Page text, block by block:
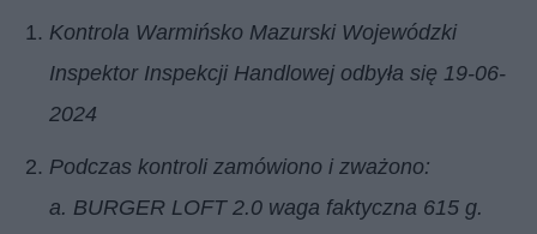
Kontrola Warmińsko Mazurski Wojewódzki
Inspektor Inspekcji Handlowej odbyła się 19-06-
2024
Podczas kontroli zamówiono i zważono:
a. BURGER LOFT 2.0 waga faktyczna 615 g.